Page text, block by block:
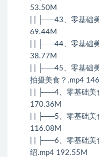
53.50M
| | ├──43、零基础
69.44M
| | ├──44、零基础
38.77M
| | ├──45、零基础
拍摄美食？.mp4
| | ├──4、零基础美
170.36M
| | ├──5、零基础美
116.08M
| | ├──6、零基础美
绍.mp4 192.55M